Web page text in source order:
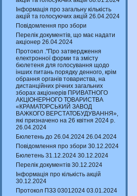
Інформація про загальну кількість
акцій та голосуючих акцій 26.04.2024
Повідомлення про збори
Перелік документів, що має надати
акціонер 26.04.2024
Протокол ."Про затвердження
електронної форми та змісту
бюлетеня для голосування щодо
інших питань порядку денного, крім
обрання органів товариства, на
дистанційних річних загальних
зборах акціонерів ПРИВАТНОГО
АКЦІОНЕРНОГО ТОВАРИСТВА
«КРАМАТОРСЬКИЙ ЗАВОД
ВАЖКОГО ВЕРСТАТОБУДУВАННЯ»,
які призначено на 26 квітня 2024 р.
26.04.2024
Бюлетень до 26.04.2024 26.04.2024
Повідомлення про збори 30.12.2024
Бюлетень 31.12.2024 30.12.2024
Перелік документів 30.12.2024
Інформація про кількість акцій
30.12.2024
Протокол ПЗЗ 03012024 03.01.2024